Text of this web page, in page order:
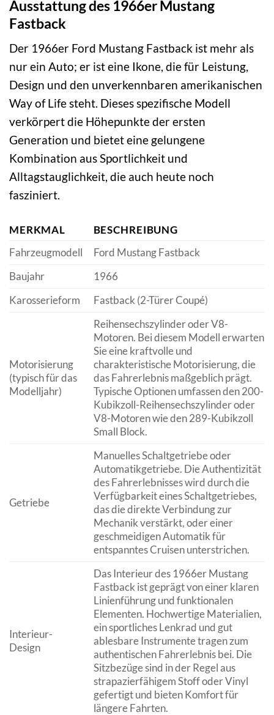
Ausstattung des 1966er Mustang
Fastback
Der 1966er Ford Mustang Fastback ist mehr als
nur ein Auto; er ist eine Ikone, die für Leistung,
Design und den unverkennbaren amerikanischen
Way of Life steht. Dieses spezifische Modell
verkörpert die Höhepunkte der ersten
Generation und bietet eine gelungene
Kombination aus Sportlichkeit und
Alltagstauglichkeit, die auch heute noch
fasziniert.
MERKMAL
BESCHREIBUNG
Fahrzeugmodell
Ford Mustang Fastback
Baujahr
1966
Karosserieform
Fastback (2-Türer Coupé)
Motorisierung
(typisch für das
Modelljahr)
Reihensechszylinder oder V8-
Motoren. Bei diesem Modell erwarten
Sie eine kraftvolle und
charakteristische Motorisierung, die
das Fahrerlebnis maßgeblich prägt.
Typische Optionen umfassen den 200-
Kubikzoll-Reihensechszylinder oder
V8-Motoren wie den 289-Kubikzoll
Small Block.
Getriebe
Manuelles Schaltgetriebe oder
Automatikgetriebe. Die Authentizität
des Fahrerlebnisses wird durch die
Verfügbarkeit eines Schaltgetriebes,
das die direkte Verbindung zur
Mechanik verstärkt, oder einer
geschmeidigen Automatik für
entspanntes Cruisen unterstrichen.
Interieur-
Design
Das Interieur des 1966er Mustang
Fastback ist geprägt von einer klaren
Linienführung und funktionalen
Elementen. Hochwertige Materialien,
ein sportliches Lenkrad und gut
ablesbare Instrumente tragen zum
authentischen Fahrerlebnis bei. Die
Sitzbezüge sind in der Regel aus
strapazierfähigem Stoff oder Vinyl
gefertigt und bieten Komfort für
längere Fahrten.